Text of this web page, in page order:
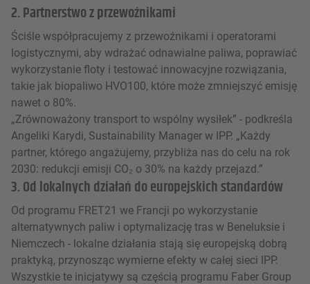
2. Partnerstwo z przewoźnikami
Ściśle współpracujemy z przewoźnikami i operatorami
logistycznymi, aby wdrażać odnawialne paliwa, poprawiać
wykorzystanie floty i testować innowacyjne rozwiązania,
takie jak biopaliwo HVO100, które może zmniejszyć emisję
nawet o 80%.
„Zrównoważony transport to wspólny wysiłek” - podkreśla
Angeliki Karydi, Sustainability Manager w IPP. „Każdy
partner, którego angażujemy, przybliża nas do celu na rok
2030: redukcji emisji CO₂ o 30% na każdy przejazd.”
3. Od lokalnych działań do europejskich standardów
Od programu FRET21 we Francji po wykorzystanie
alternatywnych paliw i optymalizację tras w Beneluksie i
Niemczech - lokalne działania stają się europejską dobrą
praktyką, przynosząc wymierne efekty w całej sieci IPP.
Wszystkie te inicjatywy są częścią programu Faber Group